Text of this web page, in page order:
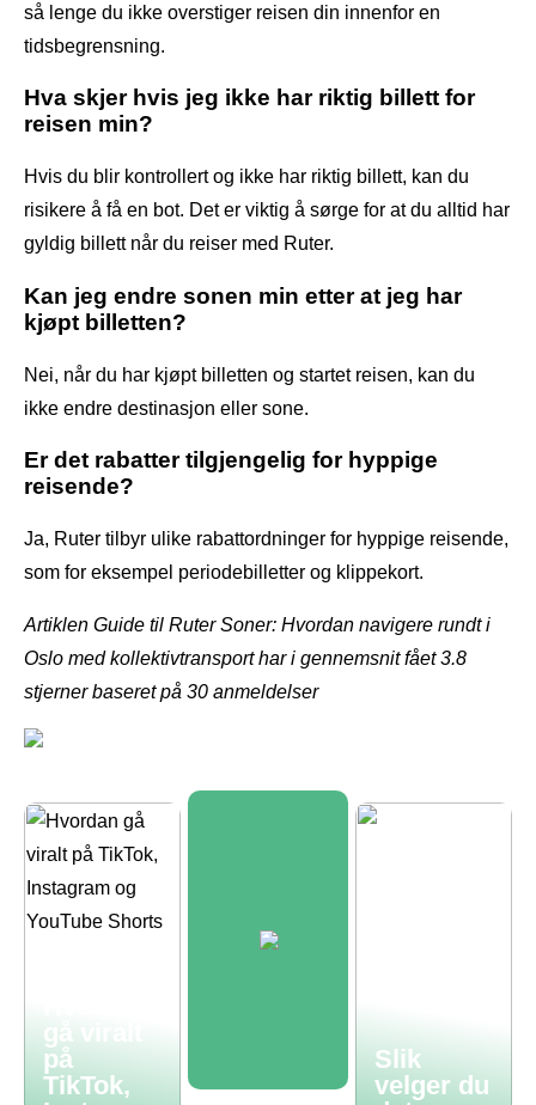
så lenge du ikke overstiger reisen din innenfor en
tidsbegrensning.
Hva skjer hvis jeg ikke har riktig billett for
reisen min?
Hvis du blir kontrollert og ikke har riktig billett, kan du
risikere å få en bot. Det er viktig å sørge for at du alltid har
gyldig billett når du reiser med Ruter.
Kan jeg endre sonen min etter at jeg har
kjøpt billetten?
Nei, når du har kjøpt billetten og startet reisen, kan du
ikke endre destinasjon eller sone.
Er det rabatter tilgjengelig for hyppige
reisende?
Ja, Ruter tilbyr ulike rabattordninger for hyppige reisende,
som for eksempel periodebilletter og klippekort.
Artiklen Guide til Ruter Soner: Hvordan navigere rundt i
Oslo med kollektivtransport har i gennemsnit fået3.8
stjerner baseret på 30 anmeldelser
gå viralt
på
TikTok,
Slik
velger du